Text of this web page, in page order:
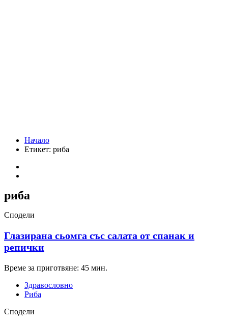
Начало
Етикет: риба
риба
Сподели
Глазирана сьомга със салата от спанак и
репички
Време за приготвяне: 45 мин.
Здравословно
Риба
Сподели